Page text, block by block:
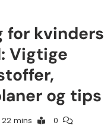
for kvinders
Vigtige
og tips
22 mins 0